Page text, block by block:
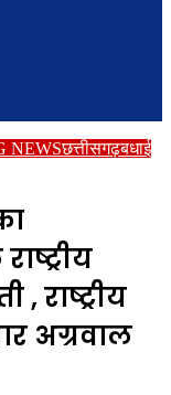
NEWSछत्तीसगढ़बधाई
राष्ट्रीय
अग्रवाल